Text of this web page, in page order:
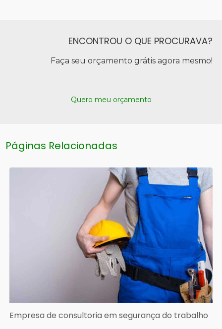
ENCONTROU O QUE PROCURAVA?
Faça seu orçamento grátis agora mesmo!
Quero meu orçamento
Páginas Relacionadas
Empresa de consultoria em segurança do trabalho